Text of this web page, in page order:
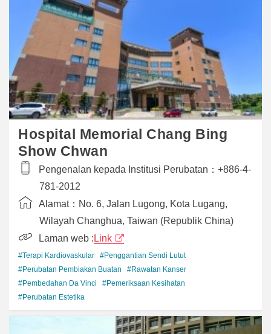
Hospital Memorial Chang Bing
Show Chwan
Pengenalan kepada Institusi Perubatan： +886-4-
781-2012
Alamat： No. 6, Jalan Lugong, Kota Lugang,
Wilayah Changhua, Taiwan (Republik China)
Laman web : Link
#Terapi Kardiovaskular
#Penggantian Sendi Lutut
#Perubatan Pembiakan Buatan
#Rawatan Kanser
#Pembedahan Da Vinci
#Pemeriksaan Kesihatan
#Perubatan Estetika